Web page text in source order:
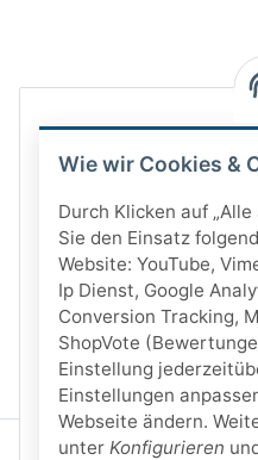
Wie wir Cookies &
Durch Klicken auf
Sie den Einsatz
Website: YouTube,
Ip Dienst, Google
Conversion Tracking,
ShopVote
Einstellung
Einstellungen
Webseite ändern.
unter Konfigurieren